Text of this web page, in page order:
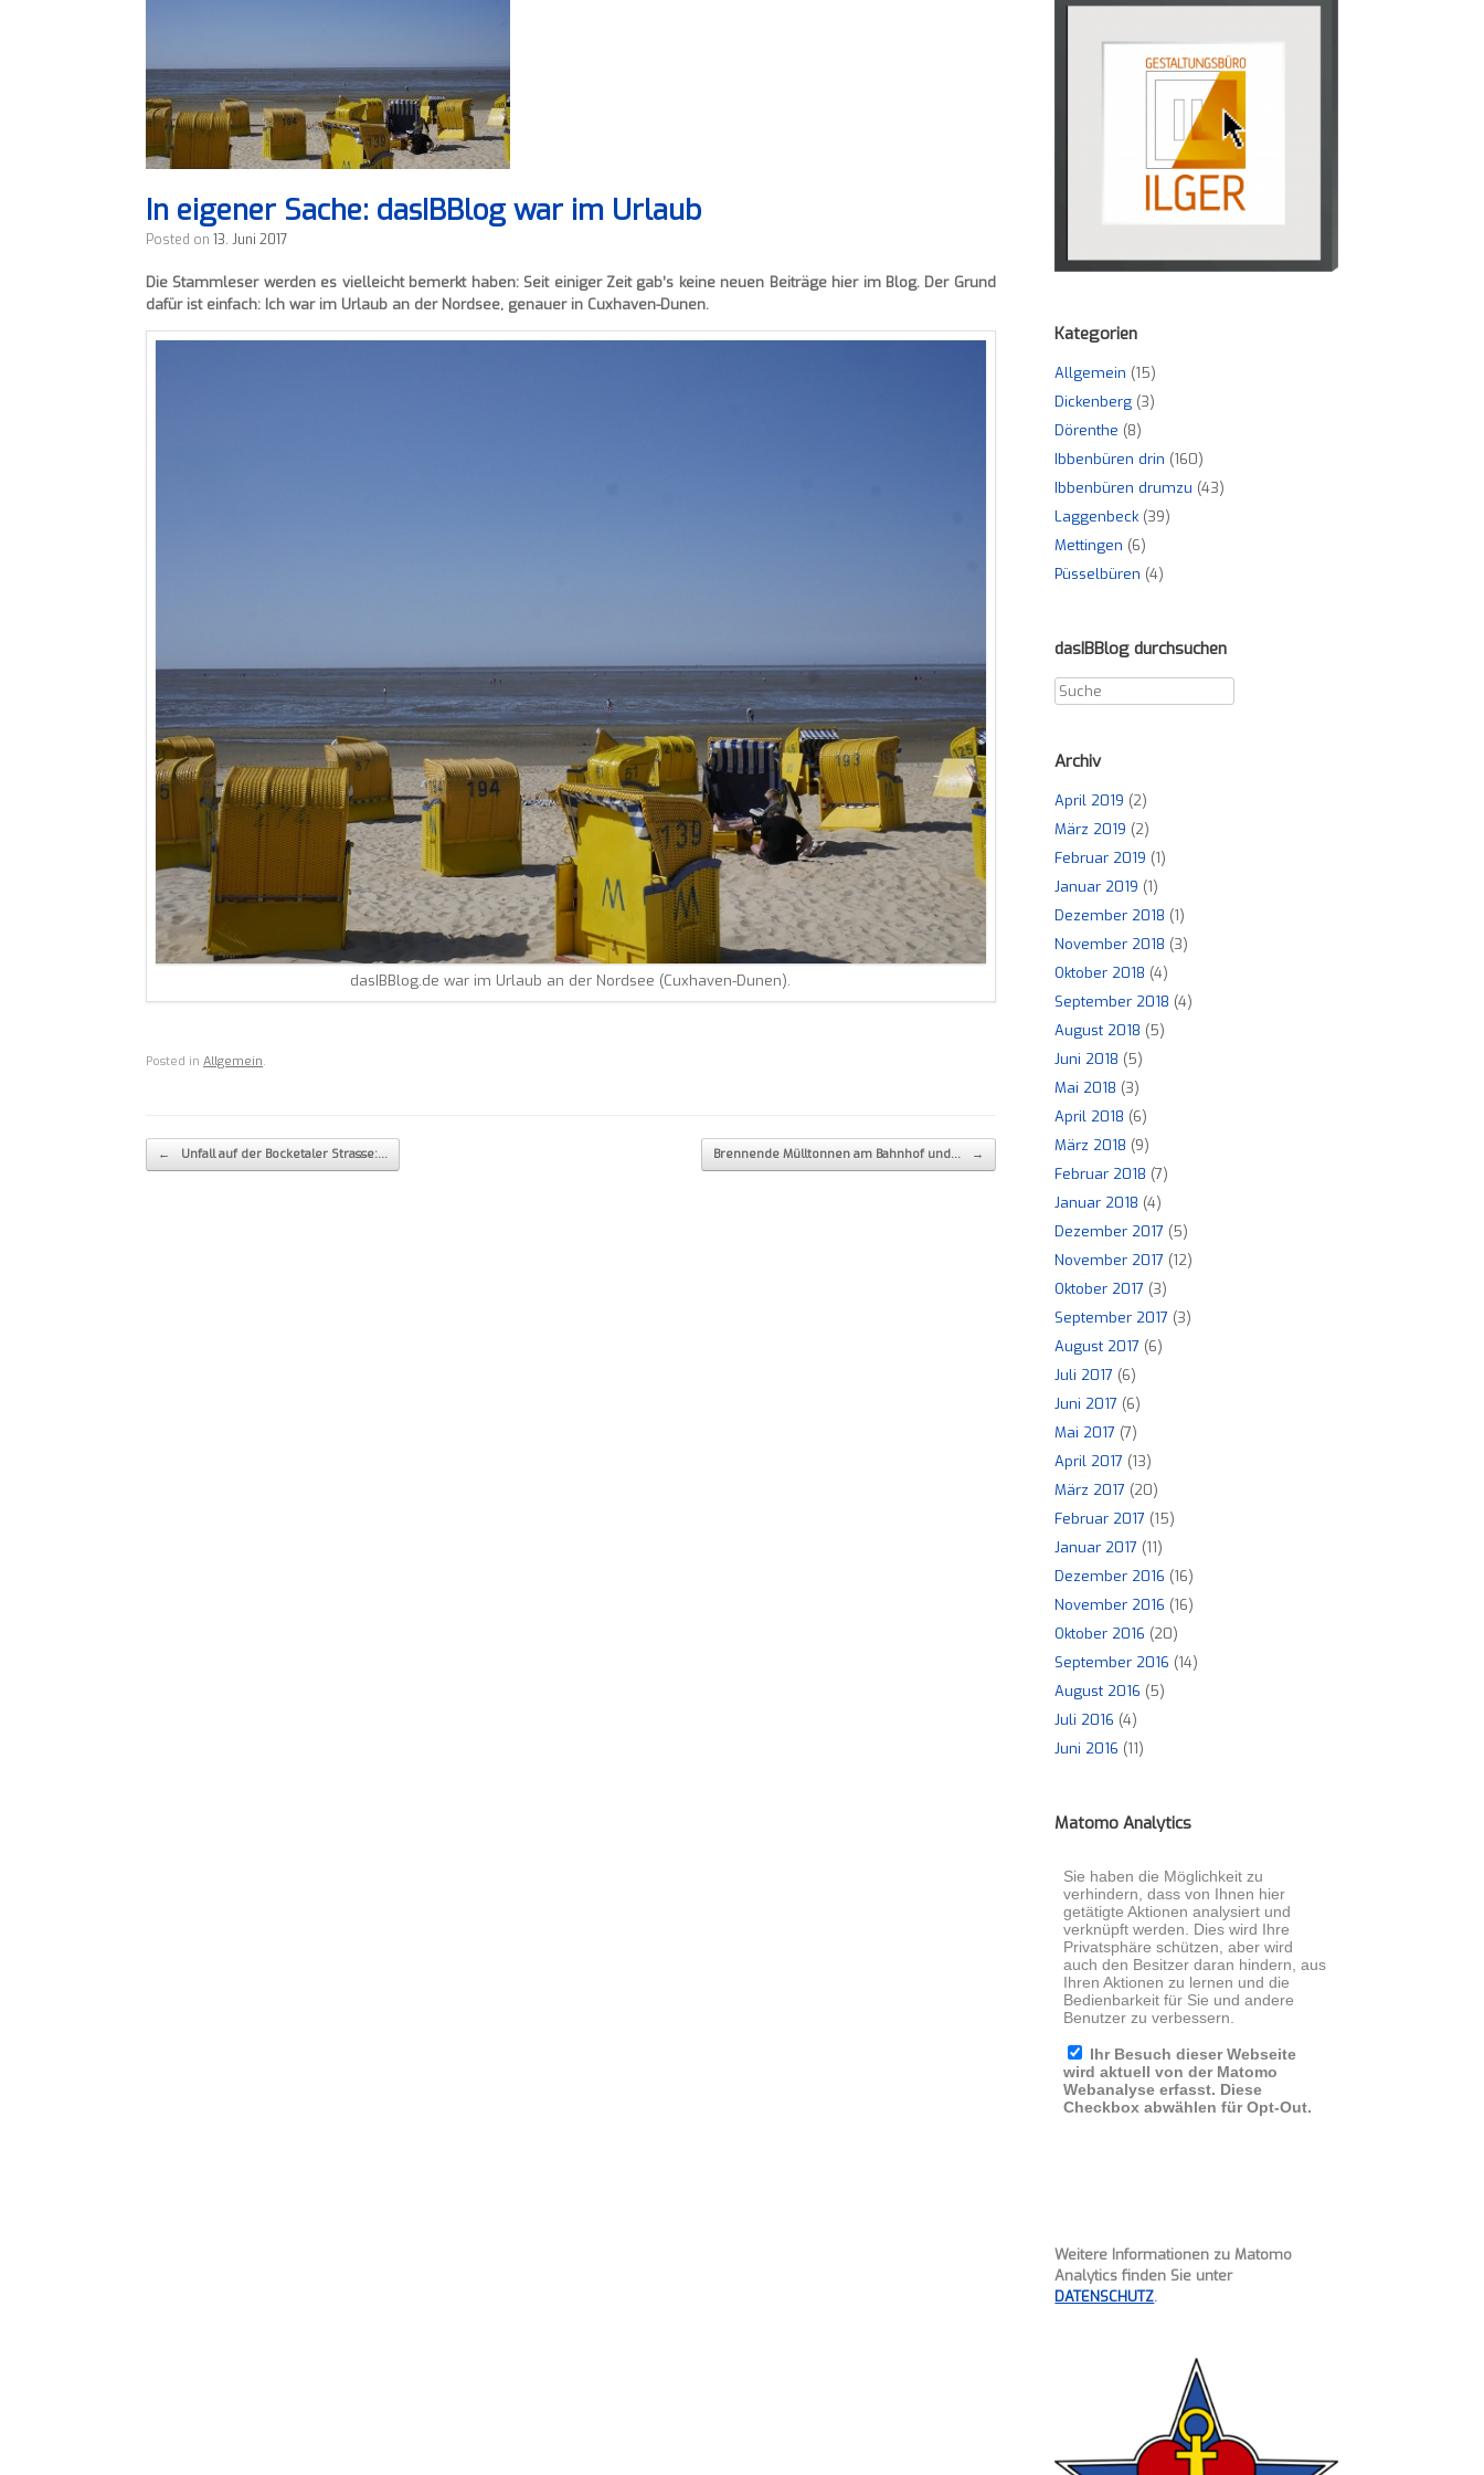
In eigener Sache: dasIBBlog war im Urlaub
Posted on 13. Juni 2017
Die Stammleser werden es vielleicht bemerkt haben: Seit einiger Zeit gab’s keine neuen Beiträge hier im Blog. Der Grund
dafür ist einfach: Ich war im Urlaub an der Nordsee, genauer in Cuxhaven-Dunen.
dasIBBlog.de war im Urlaub an der Nordsee (Cuxhaven-Dunen).
Posted in Allgemein.
Post navigation
← Unfall auf der Bocketaler Strasse:… Brennende Mülltonnen am Bahnhof und… →
Kategorien
Allgemein (15)
Dickenberg (3)
Dörenthe (8)
Ibbenbüren drin (160)
Ibbenbüren drumzu (43)
Laggenbeck (39)
Mettingen (6)
Püsselbüren (4)
dasIBBlog durchsuchen
Archiv
April 2019 (2)
März 2019 (2)
Februar 2019 (1)
Januar 2019 (1)
Dezember 2018 (1)
November 2018 (3)
Oktober 2018 (4)
September 2018 (4)
August 2018 (5)
Juni 2018 (5)
Mai 2018 (3)
April 2018 (6)
März 2018 (9)
Februar 2018 (7)
Januar 2018 (4)
Dezember 2017 (5)
November 2017 (12)
Oktober 2017 (3)
September 2017 (3)
August 2017 (6)
Juli 2017 (6)
Juni 2017 (6)
Mai 2017 (7)
April 2017 (13)
März 2017 (20)
Februar 2017 (15)
Januar 2017 (11)
Dezember 2016 (16)
November 2016 (16)
Oktober 2016 (20)
September 2016 (14)
August 2016 (5)
Juli 2016 (4)
Juni 2016 (11)
Matomo Analytics
Weitere Informationen zu Matomo
Analytics finden Sie unter
DATENSCHUTZ.